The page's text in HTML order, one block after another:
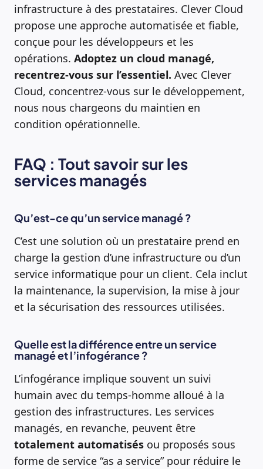
infrastructure à des prestataires. Clever Cloud
propose une approche automatisée et fiable,
conçue pour les développeurs et les
opérations. Adoptez un cloud managé,
recentrez-vous sur l’essentiel. Avec Clever
Cloud, concentrez-vous sur le développement,
nous nous chargeons du maintien en
condition opérationnelle.
FAQ : Tout savoir sur les
services managés
Qu’est-ce qu’un service managé ?
C’est une solution où un prestataire prend en
charge la gestion d’une infrastructure ou d’un
service informatique pour un client. Cela inclut
la maintenance, la supervision, la mise à jour
et la sécurisation des ressources utilisées.
Quelle est la différence entre un service
managé et l’infogérance ?
L’infogérance implique souvent un suivi
humain avec du temps-homme alloué à la
gestion des infrastructures. Les services
managés, en revanche, peuvent être
totalement automatisés ou proposés sous
forme de service “as a service” pour réduire le